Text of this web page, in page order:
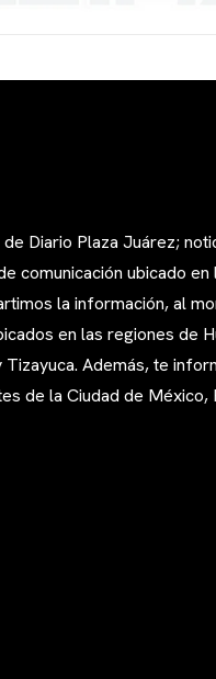
Diario Plaza Juárez;
comunicación ubicado en
la información, al
en las regiones de
Tizayuca. Además, te
de la Ciudad de México,